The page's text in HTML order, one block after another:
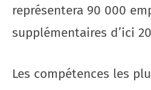
représentera 90 000
supplémentaires d’ici
Les compétences les